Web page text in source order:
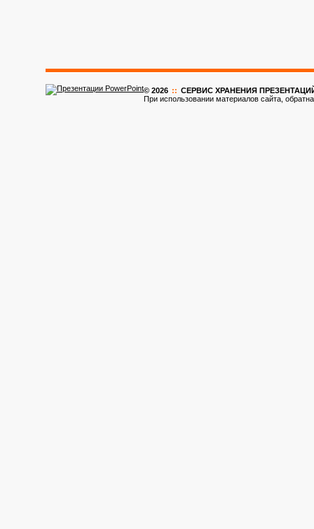
© 2026 :: CЕРВИС ХРАНЕНИЯ ПРЕЗЕНТАЦИЙ
При использовании материалов сайта,